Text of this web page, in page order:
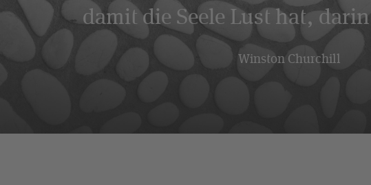
damit die Seele Lust hat,
Winston Churchill